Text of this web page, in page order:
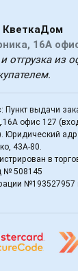
КветкаДом
16А
отгрузка из
Пункт выдачи
офис 127
Юридический
43А-80.
в
№ 508145